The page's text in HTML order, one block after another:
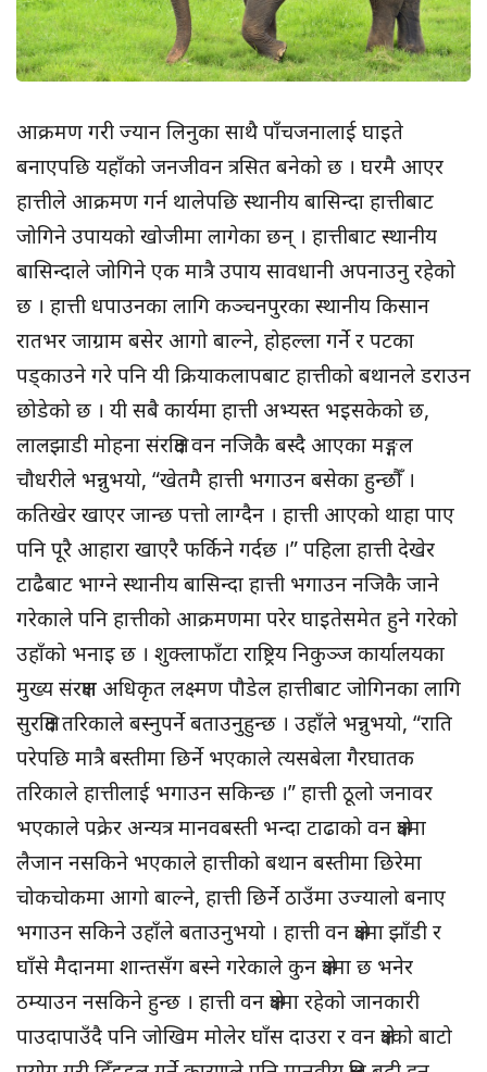
आक्रमण गरी ज्यान लिनुका साथै पाँचजनालाई घाइते
बनाएपछि यहाँको जनजीवन त्रसित बनेको छ । घरमै आएर
हात्तीले आक्रमण गर्न थालेपछि स्थानीय बासिन्दा हात्तीबाट
जोगिने उपायको खोजीमा लागेका छन् । हात्तीबाट स्थानीय
बासिन्दाले जोगिने एक मात्रै उपाय सावधानी अपनाउनु रहेको
छ । हात्ती धपाउनका लागि कञ्चनपुरका स्थानीय किसान
रातभर जाग्राम बसेर आगो बाल्ने, होहल्ला गर्ने र पटका
पड्काउने गरे पनि यी क्रियाकलापबाट हात्तीको बथानले डराउन
छोडेको छ । यी सबै कार्यमा हात्ती अभ्यस्त भइसकेको छ,
लालझाडी मोहना संरक्षित वन नजिकै बस्दै आएका मङ्गल
चौधरीले भन्नुभयो, “खेतमै हात्ती भगाउन बसेका हुन्छौँ ।
कतिखेर खाएर जान्छ पत्तो लाग्दैन । हात्ती आएको थाहा पाए
पनि पूरै आहारा खाएरै फर्किने गर्दछ ।” पहिला हात्ती देखेर
टाढैबाट भाग्ने स्थानीय बासिन्दा हात्ती भगाउन नजिकै जाने
गरेकाले पनि हात्तीको आक्रमणमा परेर घाइतेसमेत हुने गरेको
उहाँको भनाइ छ । शुक्लाफाँटा राष्ट्रिय निकुञ्ज कार्यालयका
मुख्य संरक्षण अधिकृत लक्ष्मण पौडेल हात्तीबाट जोगिनका लागि
सुरक्षित तरिकाले बस्नुपर्ने बताउनुहुन्छ । उहाँले भन्नुभयो, “राति
परेपछि मात्रै बस्तीमा छिर्ने भएकाले त्यसबेला गैरघातक
तरिकाले हात्तीलाई भगाउन सकिन्छ ।” हात्ती ठूलो जनावर
भएकाले पक्रेर अन्यत्र मानवबस्ती भन्दा टाढाको वन क्षेत्रमा
लैजान नसकिने भएकाले हात्तीको बथान बस्तीमा छिरेमा
चोकचोकमा आगो बाल्ने, हात्ती छिर्ने ठाउँमा उज्यालो बनाए
भगाउन सकिने उहाँले बताउनुभयो । हात्ती वन क्षेत्रमा झाँडी र
घाँसे मैदानमा शान्तसँग बस्ने गरेकाले कुन क्षेत्रमा छ भनेर
ठम्याउन नसकिने हुन्छ । हात्ती वन क्षेत्रमा रहेको जानकारी
पाउदापाउँदै पनि जोखिम मोलेर घाँस दाउरा र वन क्षेत्रको बाटो